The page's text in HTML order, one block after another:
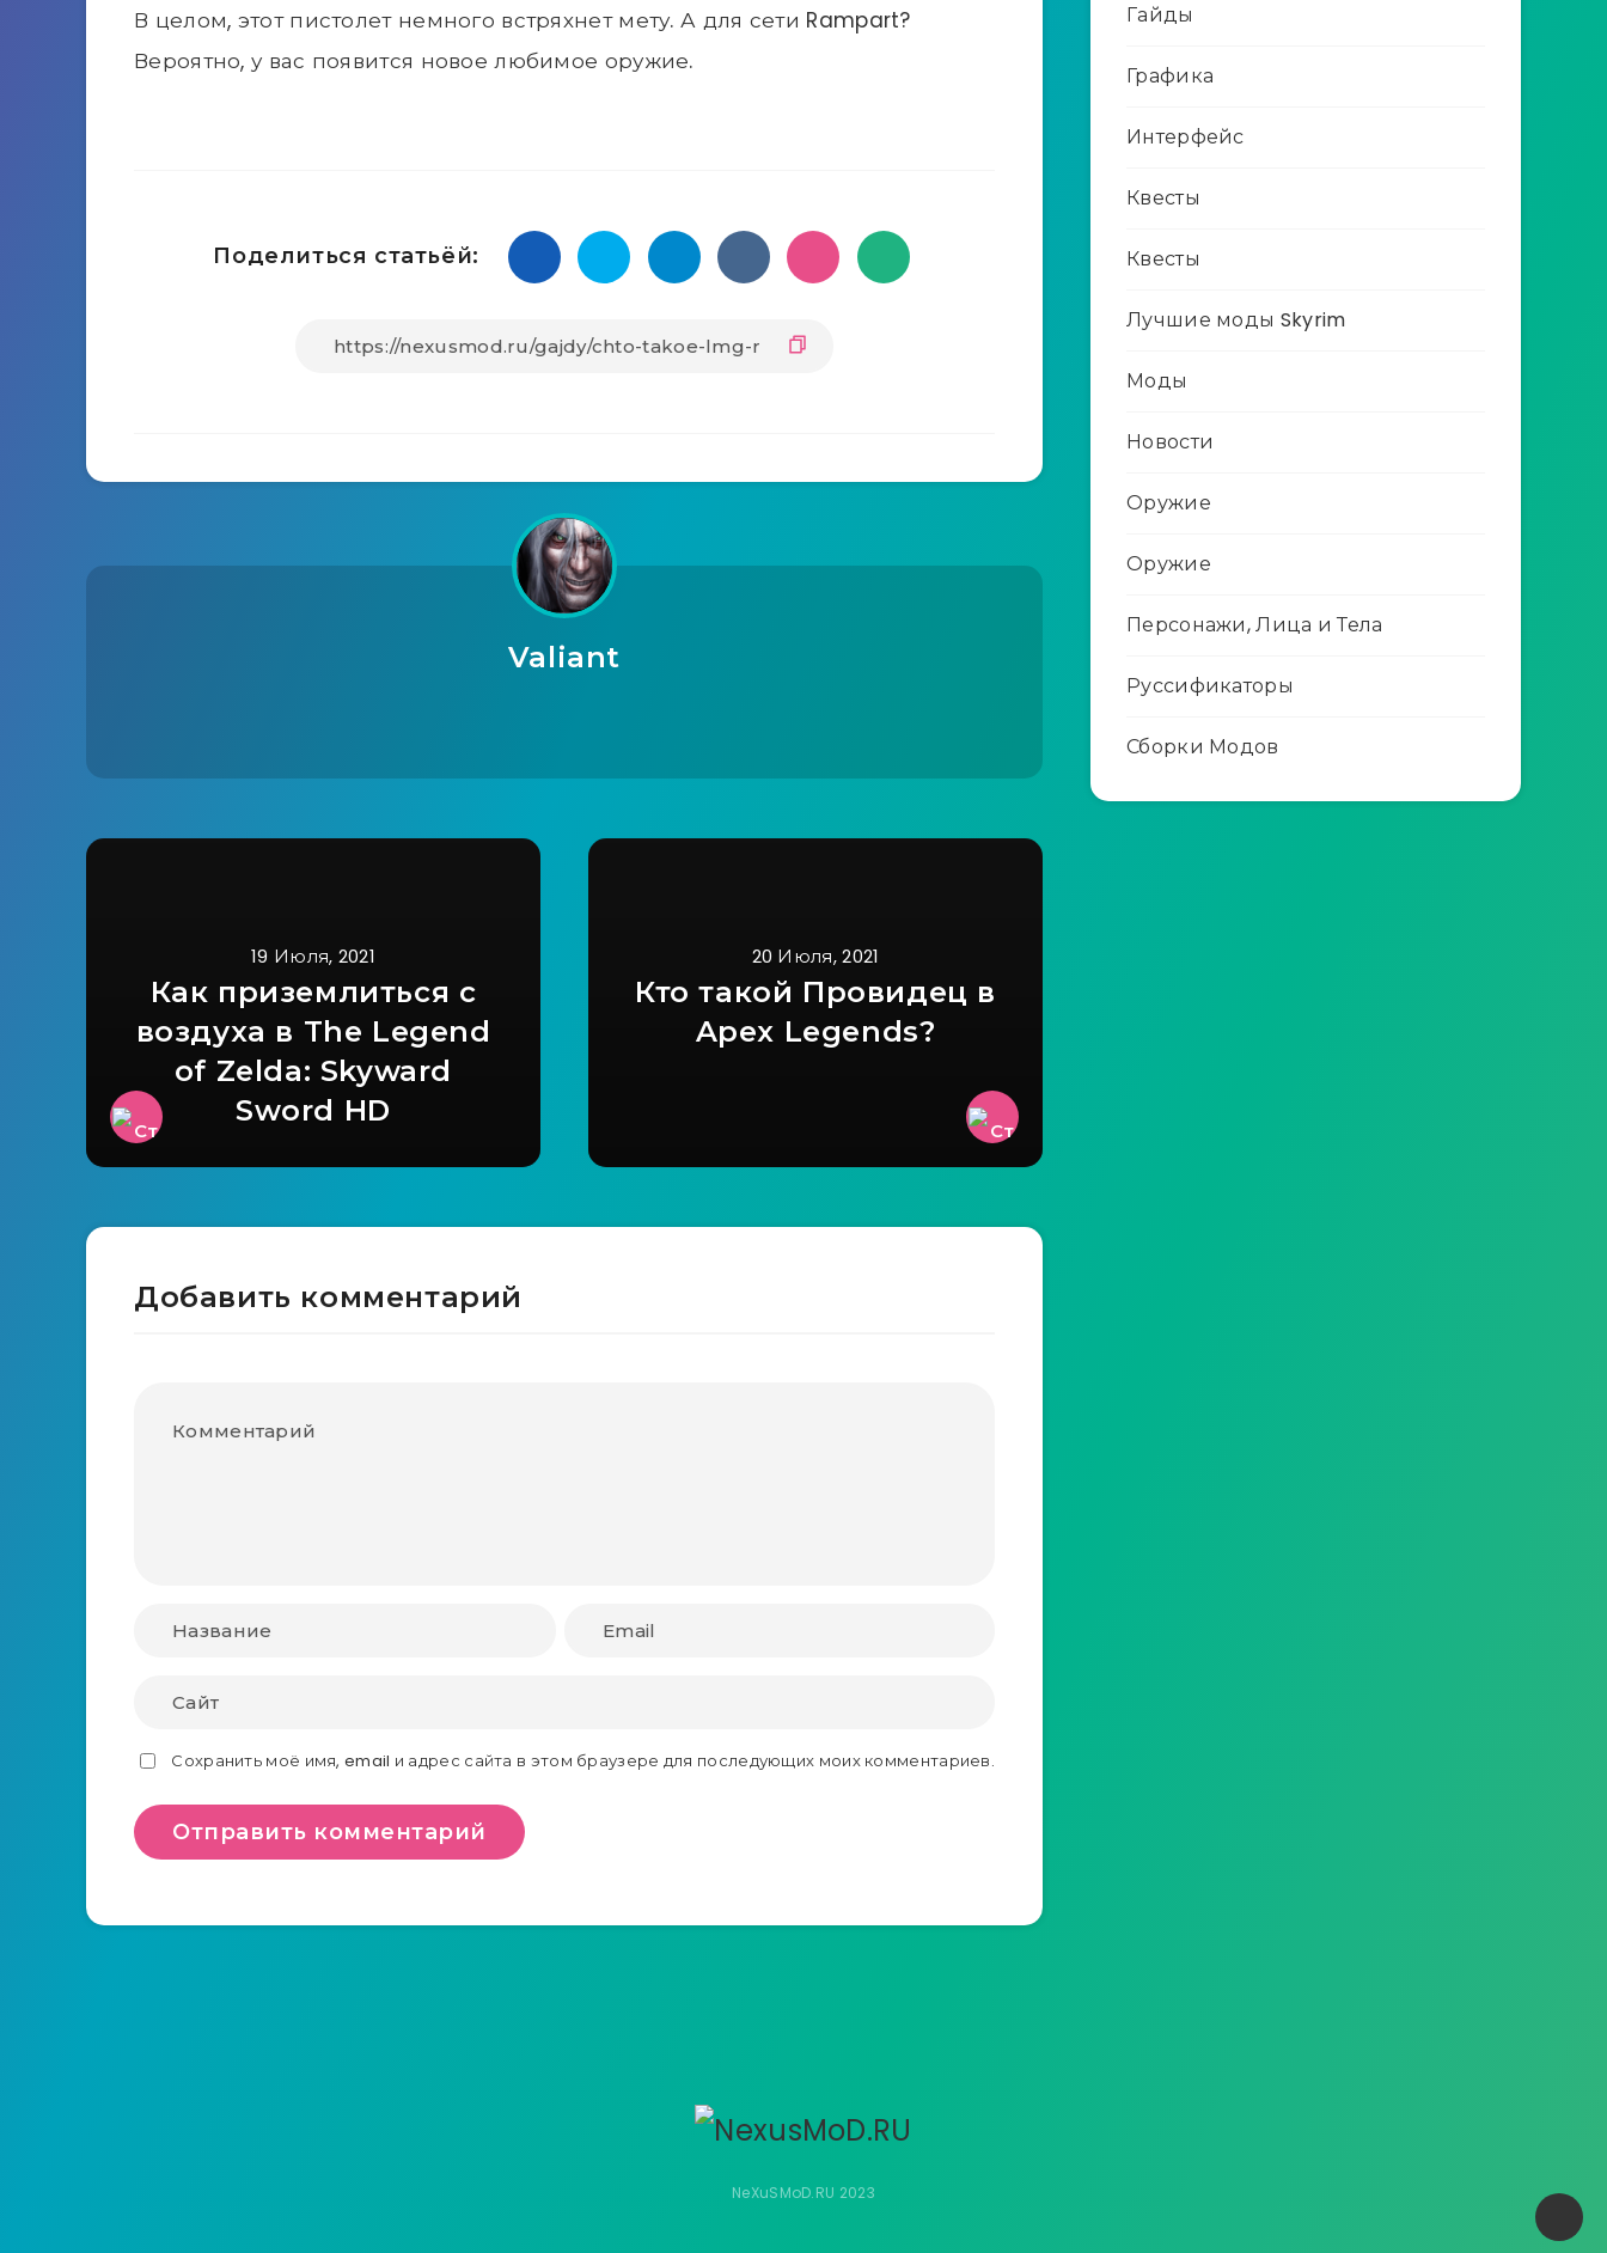
В целом, этот пистолет немного встряхнет мету. А для сети Rampart?
Вероятно, у вас появится новое любимое оружие.
Поделиться статьёй:
Valiant
19 Июля, 2021
Как приземлиться с
воздуха в The Legend
of Zelda: Skyward
Sword HD
20 Июля, 2021
Кто такой Провидец в
Apex Legends?
Добавить комментарий
Сохранить моё имя, email и адрес сайта в этом браузере для последующих моих комментариев.
Гайды
Графика
Интерфейс
Квесты
Квесты
Лучшие моды Skyrim
Моды
Новости
Оружие
Оружие
Персонажи, Лица и Тела
Руссификаторы
Сборки Модов
NeXuSMoD.RU 2023